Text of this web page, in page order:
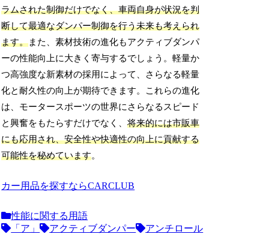
ラムされた制御だけでなく、車両自身が状況を判
断して最適なダンパー制御を行う未来も考えられ
ます。また、素材技術の進化もアクティブダンパ
ーの性能向上に大きく寄与するでしょう。軽量か
つ高強度な新素材の採用によって、さらなる軽量
化と耐久性の向上が期待できます。これらの進化
は、モータースポーツの世界にさらなるスピード
と興奮をもたらすだけでなく、将来的には市販車
にも応用され、安全性や快適性の向上に貢献する
可能性を秘めています。
カー用品を探すならCARCLUB
性能に関する用語
「ア」
アクティブダンパー
アンチロール